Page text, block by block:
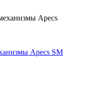
Apecs SM